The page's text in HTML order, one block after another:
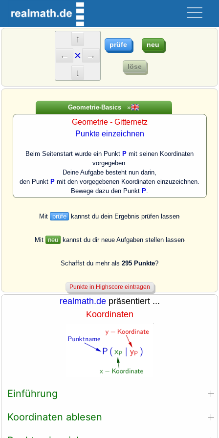
Geometrie-Basics»
Geometrie - Gitternetz
Punkte einzeichnen
Beim Seitenstart wurde ein Punkt P mit seinen Koordinaten
vorgegeben.
Deine Aufgabe besteht nun darin,
den Punkt P mit den vorgegebenen Koordinaten einzuzeichnen.
Bewege dazu den Punkt P.
Mit prüfe kannst du dein Ergebnis prüfen lassen
Mit neu kannst du dir neue Aufgaben stellen lassen
Schaffst du mehr als 295 Punkte?
×
realmath.depräsentiert ...
Koordinaten
Einführung
Koordinaten ablesen